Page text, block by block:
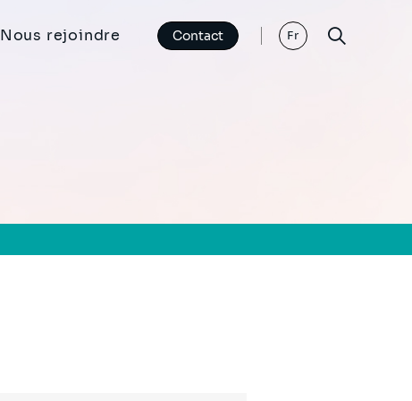
Nous rejoindre Contact Fr